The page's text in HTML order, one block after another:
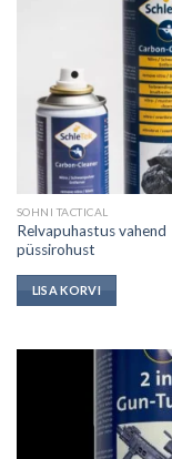
SOHNI TACTICAL
Relvapuhastus vahend
püssirohust
LISA KORVI